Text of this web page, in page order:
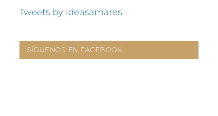
Tweets by ideasamares
SÍGUENOS EN FACEBOOK